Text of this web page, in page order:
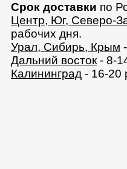
Срок доставки по
Центр, Юг, Северо-
рабочих дня.
Урал, Сибирь, Крым
Дальний восток- 8-
Калининград - 16-20